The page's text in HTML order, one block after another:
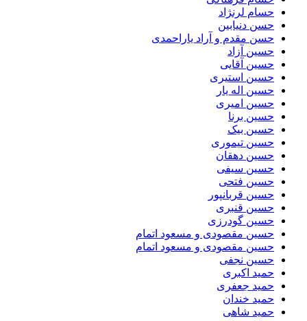
حسام لرنژاد
حسن دنیابین
حسن مقدم و آراد یاراحمدی
حسین آزاد
حسین آقایی
حسین استیری
حسین اله یار
حسین امیری
حسین برنا
حسین بیک
حسین تیموری
حسین دهقان
حسین سیفی
حسین فتحی
حسین قربانپور
حسین قنبری
حسین گودرزی
حسین مقصودى و مسعود اتمام
حسین مقصودی و مسعود اتمام
حسین نجفی
حمید اکبری
حمید جعفری
حمید خندان
حمید شاهی